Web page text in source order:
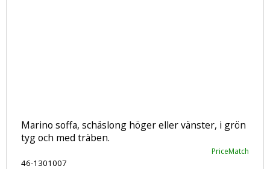
Marino soffa, schäslong höger eller vänster, i grön
tyg och med träben.
PriceMatch
46-1301007